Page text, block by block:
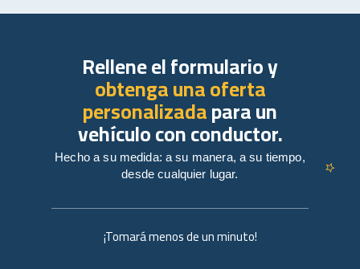
¡Tomará menos de un minuto!
Rellene el formulario y
obtenga una oferta
personalizadapara un
vehículo con conductor.
Hecho a su medida: a su manera, a su tiempo,
desde cualquier lugar.